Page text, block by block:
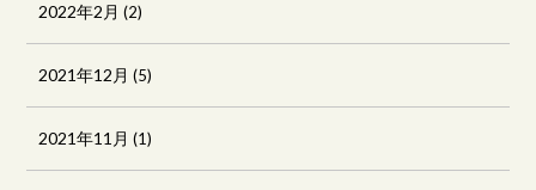
2022年2月 (2)
2021年12月 (5)
2021年11月 (1)